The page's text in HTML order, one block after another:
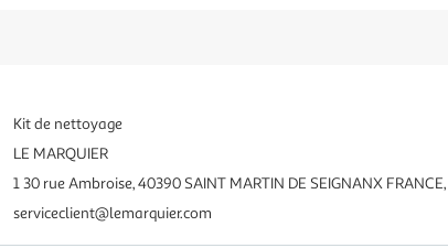
Kit de nettoyage
LE MARQUIER
1 30 rue Ambroise, 40390 SAINT MARTIN DE SEIGNANX
serviceclient@lemarquier.com